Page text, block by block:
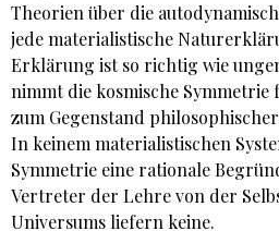
Theorien über die
jede materialistische
Erklärung ist so richtig wie
nimmt die kosmische Symmetrie
zum Gegenstand
In keinem materialistischen
Symmetrie eine rationale
Vertreter der Lehre von der
Universums liefern keine.